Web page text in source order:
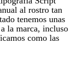
al rostro tan
tenemos unas
la marca, incluso
como las